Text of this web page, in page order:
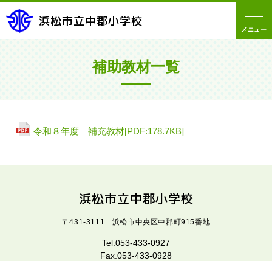
浜松市立中郡小学校
メニュー
補助教材一覧
令和８年度 補充教材[PDF:178.7KB]
浜松市立中郡小学校
〒431-3111 浜松市中央区中郡町915番地
Tel.053-433-0927
Fax.053-433-0928